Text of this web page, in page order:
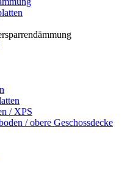
/ XPS
/ obere Geschossdecke